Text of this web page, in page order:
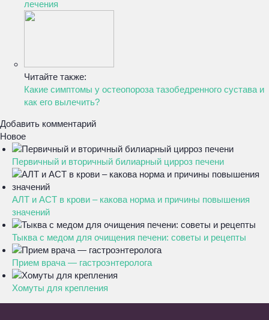
лечения
Читайте также:
Какие симптомы у остеопороза тазобедренного сустава и
как его вылечить?
Добавить комментарий
Новое
Первичный и вторичный билиарный цирроз печени
АЛТ и АСТ в крови – какова норма и причины повышения
значений
Тыква с медом для очищения печени: советы и рецепты
Прием врача — гастроэнтеролога
Хомуты для крепления